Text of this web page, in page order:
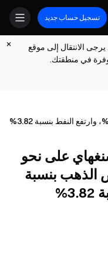
تسجيل حساب جديد
يرجى الانتقال إلى موقع
في منطقتك.
على نحو
انخفض الذهب بنسبة